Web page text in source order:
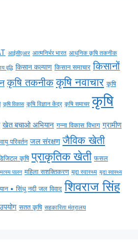
आईसीएआर आत्मनिर्भर भारत आधुनिक कृषि तकनीक
वृद्धि किसान कल्याण किसान समाचार किसानों
कृषि तकनीक कृषि नवाचार कृषि
कृषि विकास कृषि विज्ञान केंद्र कृषि समाचर कृषि
खेत बचाओ अभियान गन्ना विकास विभाग ग्रामीण
परिवर्तन जल संरक्षण जैविक खेती
कृषि प्राकृतिक खेती फसल
मत्स्य पालन महिला सशक्तिकरण मृदा स्वास्थ्य मृदा स्वास्थ्य
• सिंधु नदी जल विवाद शिवराज सिंह
सतत कृषि सहकारिता मंत्रालय